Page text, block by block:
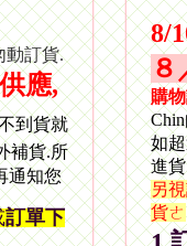
動訂貨.
應,
到貨就
補貨.所
通知您
訂單下
8/
８
購
如
進
另
貨ㄜ